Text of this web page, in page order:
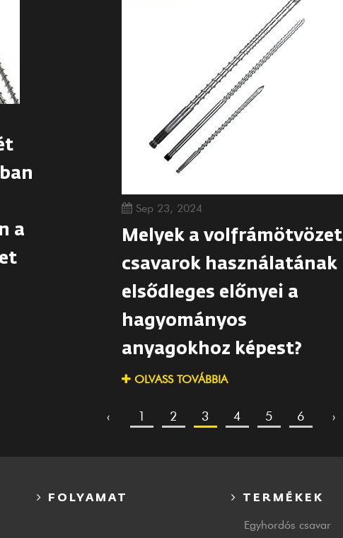
a
Sep 23, 2024
Melyek a volfrámötvözet
csavarok használatának
elsődleges előnyei a
hagyományos
anyagokhoz képest?
OLVASS TOVÁBBIA
‹ 1 2 3 4 5 6 ›
FOLYAMAT TERMÉKEK
Egyhordós csavar